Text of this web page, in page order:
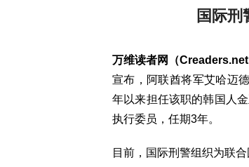
国际刑
万维读者网（
宣布，阿联酋将军艾哈迈
年以来担任该职的韩国人
执行委员，任期3年。
目前，国际刑警组织为联